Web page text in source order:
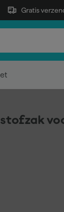
Gratis